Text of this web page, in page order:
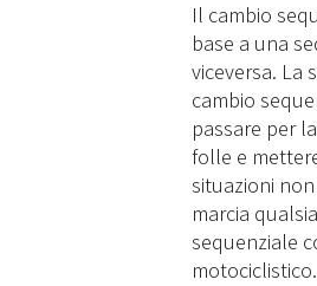
Il cambio
base a una
viceversa. La
cambio
passare per
folle e
situazioni
marcia
sequenziale
motociclistico.